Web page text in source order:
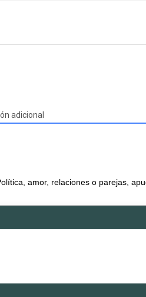
adicional
amor, relaciones o parejas,